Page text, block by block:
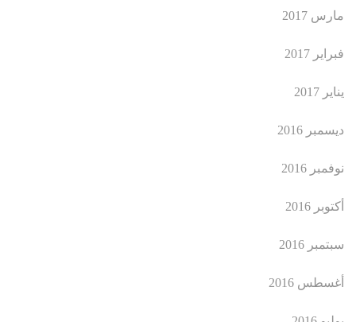
مارس 2017
فبراير 2017
يناير 2017
ديسمبر 2016
نوفمبر 2016
أكتوبر 2016
سبتمبر 2016
أغسطس 2016